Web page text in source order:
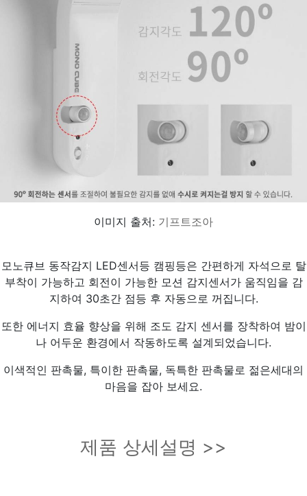
이미지 출처: 기프트조아
모노큐브 동작감지 LED센서등 캠핑등은 간편하게 자석으로 탈
부착이 가능하고 회전이 가능한 모션 감지센서가 움직임을 감
지하여 30초간 점등 후 자동으로 꺼집니다.
또한 에너지 효율 향상을 위해 조도 감지 센서를 장착하여 밤이
나 어두운 환경에서 작동하도록 설계되었습니다.
이색적인 판촉물, 특이한 판촉물, 독특한 판촉물로 젊은세대의
마음을 잡아 보세요.
제품 상세설명 >>